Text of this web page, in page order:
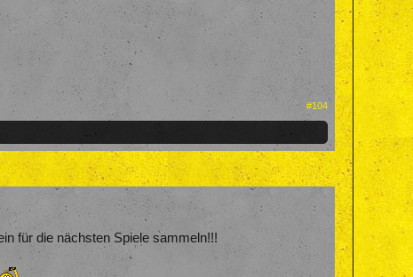
#104
für die nächsten Spiele sammeln!!!